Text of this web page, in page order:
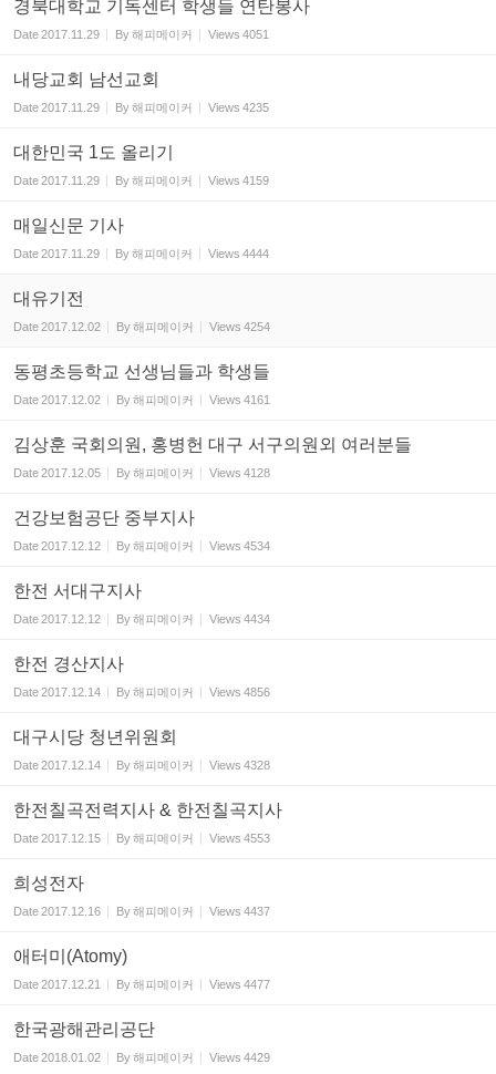
경북대학교 기독센터 학생들 연탄봉사
Date2017.11.29 By해피메이커 Views 4051
내당교회 남선교회
Date2017.11.29 By해피메이커 Views 4235
대한민국 1도 올리기
Date2017.11.29 By해피메이커 Views 4159
매일신문 기사
Date2017.11.29 By해피메이커 Views 4444
대유기전
Date2017.12.02 By해피메이커 Views 4254
동평초등학교 선생님들과 학생들
Date2017.12.02 By해피메이커 Views 4161
김상훈 국회의원, 홍병헌 대구 서구의원외 여러분들
Date2017.12.05 By해피메이커 Views 4128
건강보험공단 중부지사
Date2017.12.12 By해피메이커 Views 4534
한전 서대구지사
Date2017.12.12 By해피메이커 Views 4434
한전 경산지사
Date2017.12.14 By해피메이커 Views 4856
대구시당 청년위원회
Date2017.12.14 By해피메이커 Views 4328
한전칠곡전력지사 & 한전칠곡지사
Date2017.12.15 By해피메이커 Views 4553
희성전자
Date2017.12.16 By해피메이커 Views 4437
애터미(Atomy)
Date2017.12.21 By해피메이커 Views 4477
한국광해관리공단
Date2018.01.02 By해피메이커 Views 4429